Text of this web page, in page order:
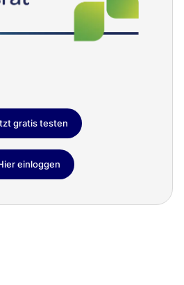
gratis testen
einloggen